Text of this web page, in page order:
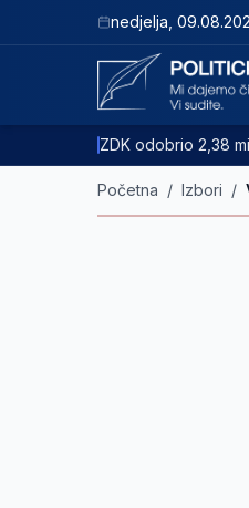
nedjelja
ZDK odobrio 2,38
Početna / Izbori /